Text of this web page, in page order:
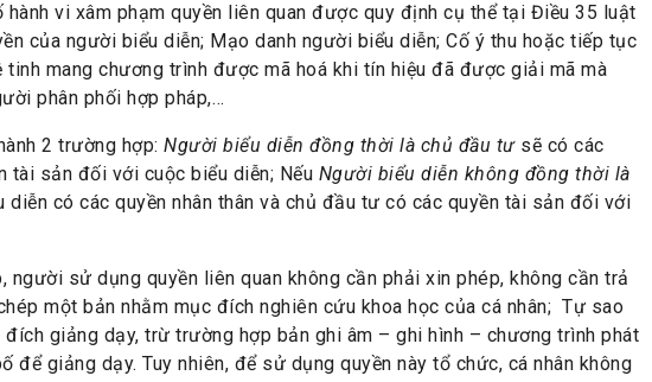
vi xâm phạm quyền liên quan được quy định cụ thể tại Điều 35 luật
của người biểu diễn; Mạo danh người biểu diễn; Cố ý thu hoặc tiếp tục
tinh mang chương trình được mã hoá khi tín hiệu đã được giải mã mà
phân phối hợp pháp,…
2 trường hợp: Người biểu diễn đồng thời là chủ đầu tưsẽ có các
tài sản đối với cuộc biểu diễn; Nếu Người biểu diễn không đồng thời là
diễn có các quyền nhân thân và chủ đầu tư có các quyền tài sản đối với
người sử dụng quyền liên quan không cần phải xin phép, không cần trả
một bản nhằm mục đích nghiên cứu khoa học của cá nhân; Tự sao
giảng dạy, trừ trường hợp bản ghi âm – ghi hình – chương trình phát
để giảng dạy. Tuy nhiên, để sử dụng quyền này tổ chức, cá nhân không